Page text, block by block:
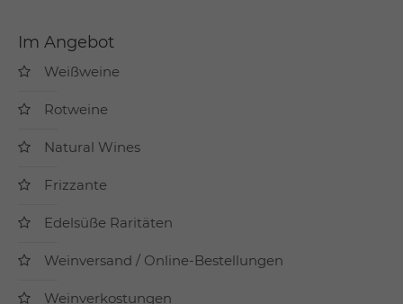
Im Angebot
Weißweine
Rotweine
Natural Wines
Frizzante
Edelsüße Raritäten
Weinversand / Online-Bestellungen
Weinverkostungen